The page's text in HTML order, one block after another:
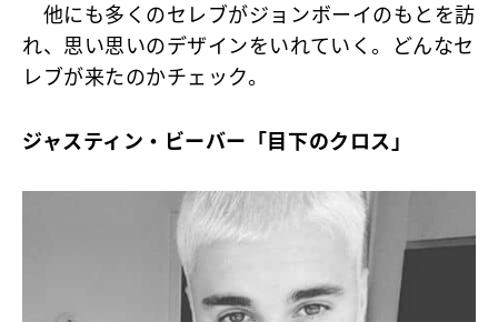
他にも多くのセレブがジョンボーイのもとを訪
れ、思い思いのデザインをいれていく。どんなセ
レブが来たのかチェック。
ジャスティン・ビーバー「目下のクロス」